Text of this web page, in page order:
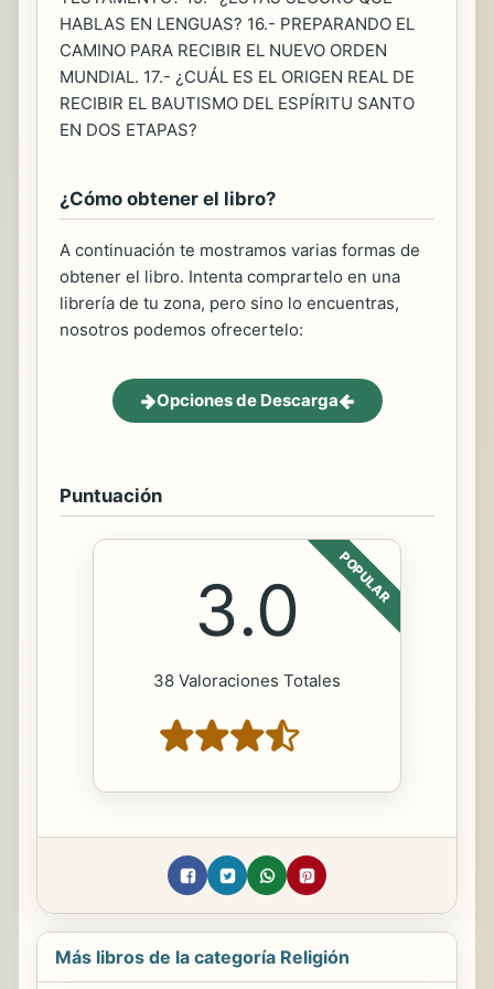
HABLAS EN LENGUAS? 16.- PREPARANDO EL
CAMINO PARA RECIBIR EL NUEVO ORDEN
MUNDIAL. 17.- ¿CUÁL ES EL ORIGEN REAL DE
RECIBIR EL BAUTISMO DEL ESPÍRITU SANTO
EN DOS ETAPAS?
¿Cómo obtener el libro?
A continuación te mostramos varias formas de
obtener el libro. Intenta comprartelo en una
librería de tu zona, pero sino lo encuentras,
nosotros podemos ofrecertelo:
Opciones de Descarga
Puntuación
POPULAR
3.0
38 Valoraciones Totales
Más libros de la categoría Religión